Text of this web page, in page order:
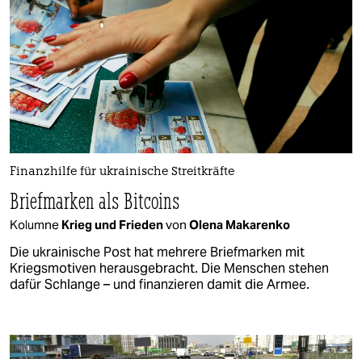
Finanzhilfe für ukrainische Streitkräfte
Briefmarken als Bitcoins
Kolumne Krieg und Friedenvon Olena Makarenko
Die ukrainische Post hat mehrere Briefmarken mit
Kriegsmotiven herausgebracht. Die Menschen stehen
dafür Schlange – und finanzieren damit die Armee.